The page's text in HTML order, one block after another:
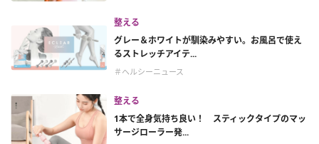
整える
グレー＆ホワイトが馴染みやすい。お風呂で使え
るストレッチアイテ...
＃ヘルシーニュース
整える
1本で全身気持ち良い！ スティックタイプのマッ
サージローラー発...